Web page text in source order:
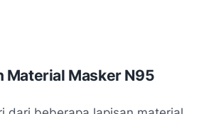
Material Masker N95